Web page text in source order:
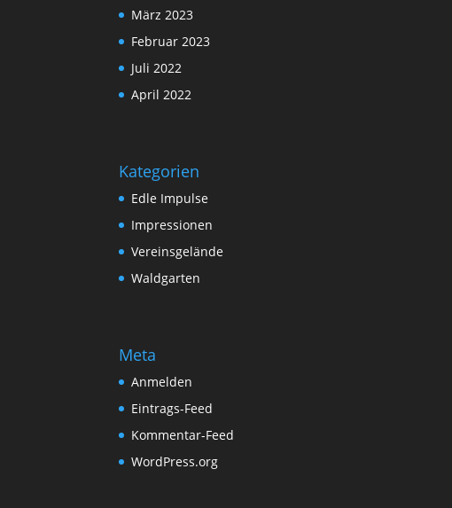
März 2023
Februar 2023
Juli 2022
April 2022
Kategorien
Edle Impulse
Impressionen
Vereinsgelände
Waldgarten
Meta
Anmelden
Eintrags-Feed
Kommentar-Feed
WordPress.org